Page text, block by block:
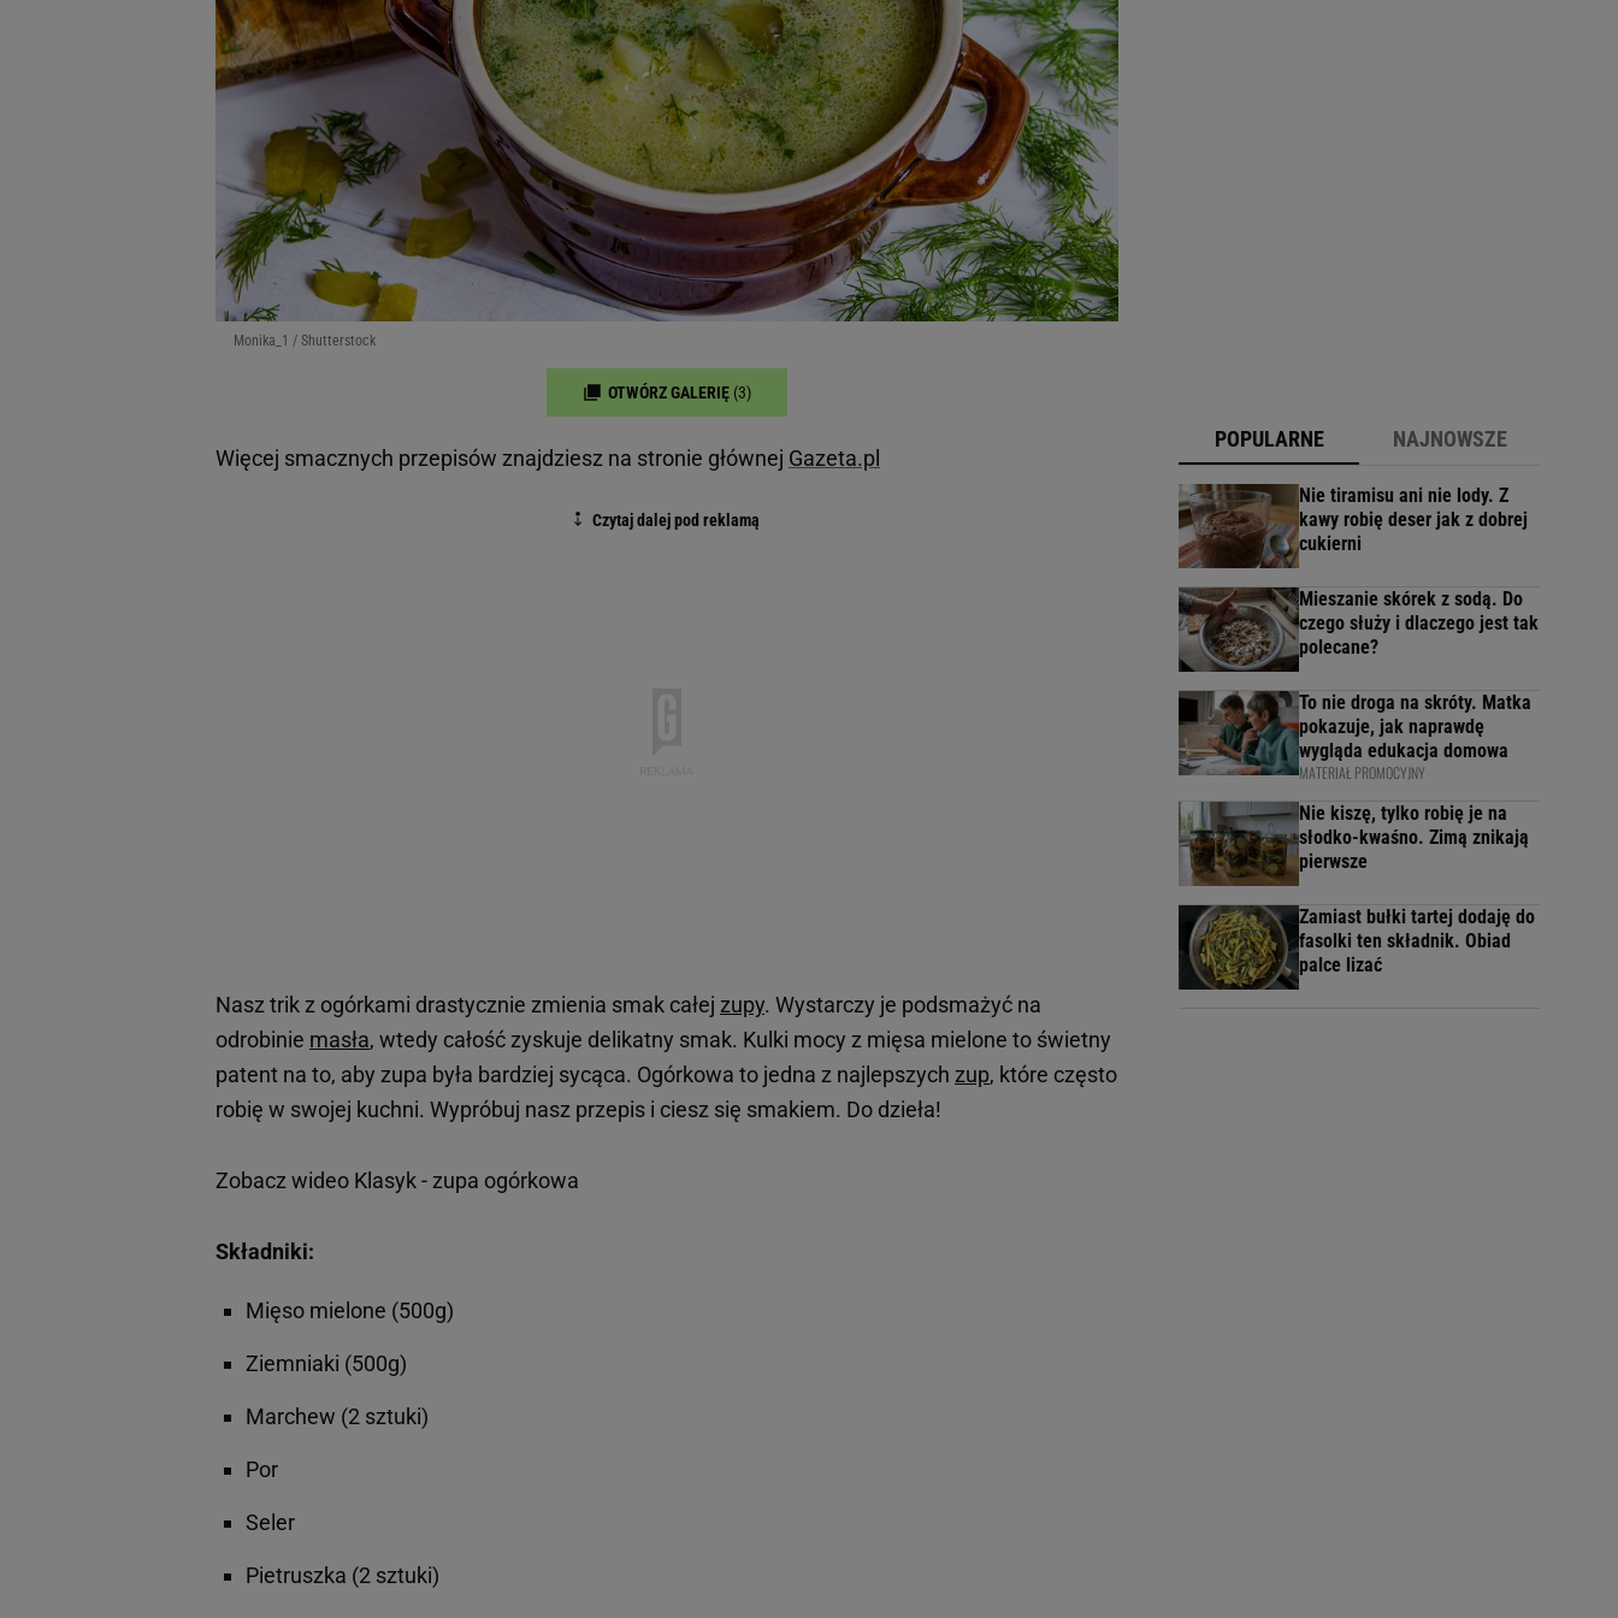
Monika_1 / Shutterstock
OTWÓRZ GALERIĘ (3)
Więcej smacznych przepisów znajdziesz na stronie głównej Gazeta.pl
Nasz trik z ogórkami drastycznie zmienia smak całej zupy. Wystarczy je podsmażyć na
odrobinie masła, wtedy całość zyskuje delikatny smak. Kulki mocy z mięsa mielone to świetny
patent na to, aby zupa była bardziej sycąca. Ogórkowa to jedna z najlepszych zup, które często
robię w swojej kuchni. Wypróbuj nasz przepis i ciesz się smakiem. Do dzieła!
Zobacz wideo Klasyk - zupa ogórkowa
Składniki:
Mięso mielone (500g)
Ziemniaki (500g)
Marchew (2 sztuki)
Por
Seler
Pietruszka (2 sztuki)
POPULARNE NAJNOWSZE
Nie tiramisu ani nie lody. Z
kawy robię deser jak z dobrej
cukierni
Mieszanie skórek z sodą. Do
czego służy i dlaczego jest tak
polecane?
To nie droga na skróty. Matka
pokazuje, jak naprawdę
wygląda edukacja domowa
MATERIAŁ PROMOCYJNY
Nie kiszę, tylko robię je na
słodko-kwaśno. Zimą znikają
pierwsze
Zamiast bułki tartej dodaję do
fasolki ten składnik. Obiad
palce lizać